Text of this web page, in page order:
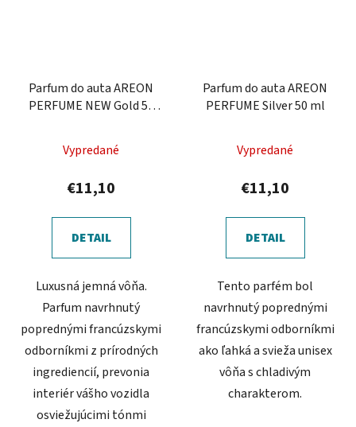
Parfum do auta AREON
PERFUME NEW Gold 50
hodnotenie
produktu
je
4,5
z
hviezdičiek.
Vypredané
€11,10
DETAIL
Luxusná jemná vôňa.
Parfum navrhnutý
poprednými francúzskymi
odborníkmi z prírodných
ingrediencií, prevonia
interiér vášho vozidla
osviežujúcimi tónmi
Parfum do auta AREON
PERFUME Silver 50 ml
Vypredané
€11,10
DETAIL
Tento parfém bol
navrhnutý poprednými
francúzskymi odborníkmi
ako ľahká a svieža unisex
vôňa s chladivým
charakterom.